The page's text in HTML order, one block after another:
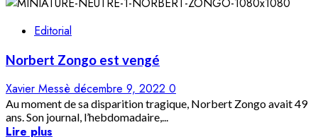
Editorial
Norbert Zongo est vengé
Xavier Messè décembre 9, 2022 0
Au moment de sa disparition tragique, Norbert Zongo avait 49
ans. Son journal, l’hebdomadaire,...
Lire plus